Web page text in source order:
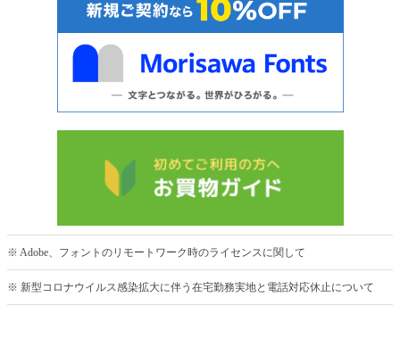
※ Adobe、フォントのリモートワーク時のライセンスに関して
※ 新型コロナウイルス感染拡大に伴う在宅勤務実地と電話対応休止について